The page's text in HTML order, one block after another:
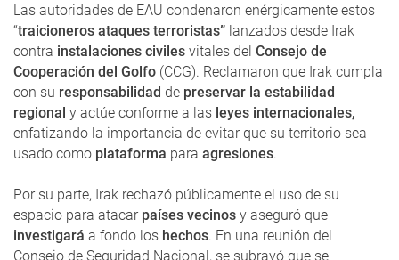
Las autoridades de EAU condenaron enérgicamente estos
“traicioneros ataques terroristas” lanzados desde Irak
contra instalaciones civiles vitales del Consejo de
Cooperación del Golfo (CCG). Reclamaron que Irak cumpla
con su responsabilidad de preservar la estabilidad
regional y actúe conforme a las leyes internacionales,
enfatizando la importancia de evitar que su territorio sea
usado como plataforma para agresiones.
Por su parte, Irak rechazó públicamente el uso de su
espacio para atacarpaíses vecinos y aseguró que
investigará a fondo los hechos. En una reunión del
Consejo de Seguridad Nacional, se subrayó que se